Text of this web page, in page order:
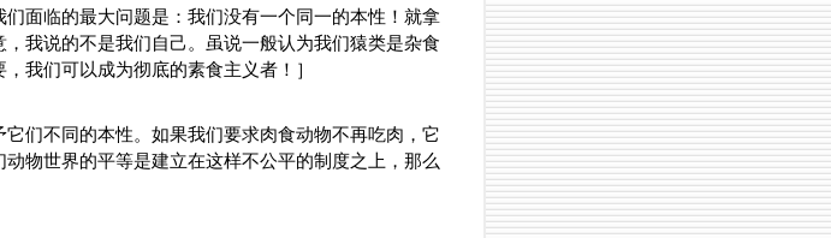
们面临的最大问题是：我们没有一个同一的本性！就拿
我说的不是我们自己。虽说一般认为我们猿类是杂食
我们可以成为彻底的素食主义者！］
它们不同的本性。如果我们要求肉食动物不再吃肉，它
物世界的平等是建立在这样不公平的制度之上，那么